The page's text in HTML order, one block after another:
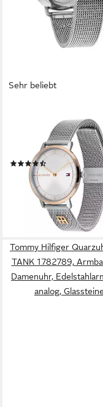
Sehr beliebt
Quarzuhr TEA 1782288,
Armbanduhr,
Edelstahlarmband
(228)
141,51 € UVP 159,00 €
lieferbar - in 1-2
Tommy Hilfiger
TANK 1782789,
Damenuhr,
analog,